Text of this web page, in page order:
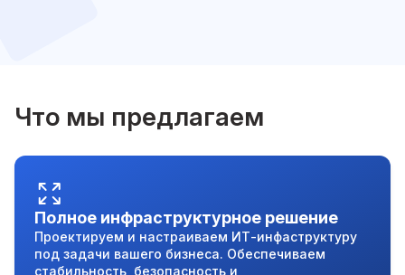
Что мы предлагаем
Полное инфраструктурное решение
Проектируем и настраиваем ИТ-инфаструктуру
под задачи вашего бизнеса. Обеспечиваем
стабильность, безопасность и